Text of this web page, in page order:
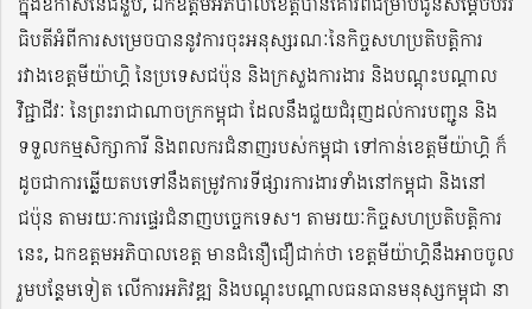
ធិបតីអំពីការសម្រេចបាននូវការចុះអនុស្សរណៈនៃកិច្ចសហប្រតិបត្តិការ
រវាងខេត្តមីយ៉ាហ្គិ នៃប្រទេសជប៉ុន​ និងក្រសួងការងារ និងបណ្ដុះបណ្ដាល
វិជ្ជាជីវៈ នៃព្រះរាជាណាចក្រកម្ពុជា ដែលនឹងជួយជំរុញដល់ការបញ្ជូន និង
ទទួលកម្មសិក្សាការី និងពលករជំនាញរបស់កម្ពុជា ទៅកាន់ខេត្តមីយ៉ាហ្គិ ក៏
ដូចជាការឆ្លើយតបទៅនឹងតម្រូវការទីផ្សារការងារទាំងនៅកម្ពុជា និងនៅ
ជប៉ុន តាមរយៈការផ្ទេរជំនាញបច្ចេកទេស។ តាមរយៈកិច្ចសហប្រតិបត្តិការ
នេះ, ឯកឧត្តមអភិបាលខេត្ត មានជំនឿជឿជាក់ថា ខេត្តមីយ៉ាហ្គិនឹងអាចចូល
រួមបន្ថែមទៀត លើការអភិវឌ្ឍ និងបណ្ដុះបណ្ដាលធនធានមនុស្សកម្ពុជា នា